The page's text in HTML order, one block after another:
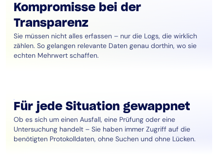
Kompromisse bei der
Transparenz
Sie müssen nicht alles erfassen – nur die Logs, die wirklich
zählen. So gelangen relevante Daten genau dorthin, wo sie
echten Mehrwert schaffen.
Für jede Situation gewappnet
Ob es sich um einen Ausfall, eine Prüfung oder eine
Untersuchung handelt – Sie haben immer Zugriff auf die
benötigten Protokolldaten, ohne Suchen und ohne Lücken.